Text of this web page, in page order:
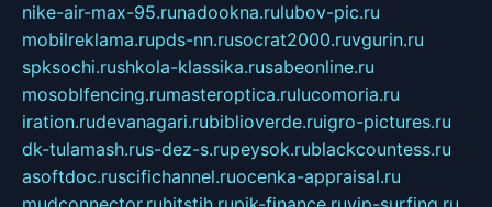
nike-air-max-95.runadookna.rulubov-pic.ru
mobilreklama.rupds-nn.rusocrat2000.ruvgurin.ru
spksochi.rushkola-klassika.rusabeonline.ru
mosoblfencing.rumasteroptica.rulucomoria.ru
iration.rudevanagari.rubiblioverde.ruigro-pictures.ru
dk-tulamash.rus-dez-s.rupeysok.rublackcountess.ru
asoftdoc.ruscifichannel.ruocenka-appraisal.ru